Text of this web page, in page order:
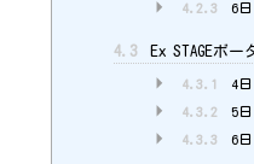
4.2.3 6日
4.3 Ex STAGEボー
4.3.1 4日
4.3.2 5日
4.3.3 6日